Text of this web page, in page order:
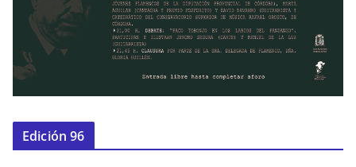
Edición 96